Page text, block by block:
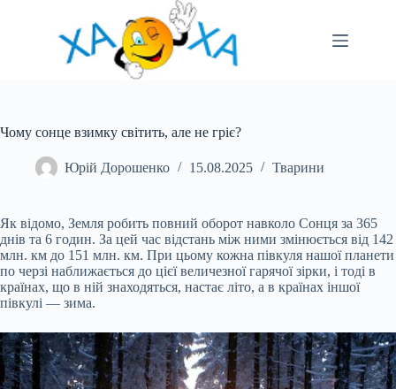
Чому сонце взимку світить, але не гріє?
Юрій Дорошенко 15.08.2025 Тварини
Як відомо, Земля робить повний оборот навколо Сонця за 365
днів та 6 годин. За цей час відстань між ними змінюється від 142
млн. км до 151 млн. км. При цьому кожна півкуля нашої планети
по черзі наближається до цієї величезної гарячої зірки, і тоді в
країнах, що в ній знаходяться, настає літо, а в країнах іншої
півкулі — зима.